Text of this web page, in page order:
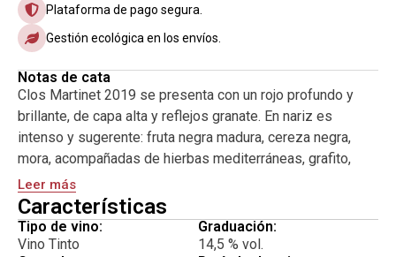
Plataforma de pago segura.
Gestión ecológica en los envíos.
Notas de cata
Clos Martinet 2019 se presenta con un rojo profundo y
brillante, de capa alta y reflejos granate. En nariz es
intenso y sugerente: fruta negra madura, cereza negra,
mora, acompañadas de hierbas mediterráneas, grafito,
especias finas y un fondo mineral que recuerda la pizarra
húmeda tras la lluvia. Todo aparece en capas, con una
elegancia silenciosa. En boca es amplio, vibrante y lleno
de energía. La fruta se muestra jugosa, los taninos son
Leer más
Características
Tipo de vino:
Vino Tinto
Graduación:
14,5 % vol.